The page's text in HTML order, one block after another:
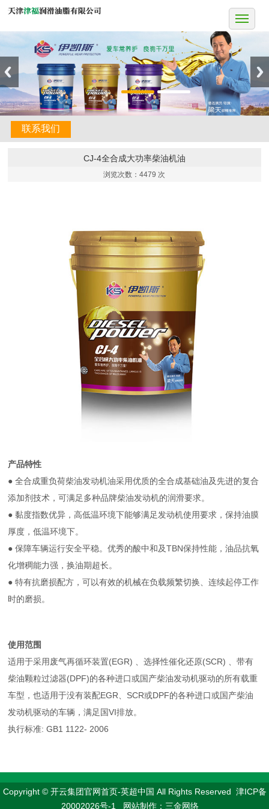
联系我们
CJ-4全合成大功率柴油机油
浏览次数：4479 次
产品特性
● 全合成重负荷柴油发动机油采用优质的全合成基础油及先进的复合
添加剂技术，可满足多种品牌柴油发动机的润滑要求。
● 黏度指数优异，高低温环境下能够满足发动机使用要求，保持油膜
厚度，低温环境下。
● 保障车辆运行安全平稳。优秀的酸中和及TBN保持性能，油品抗氧
化增稠能力强，换油期超长。
● 特有抗磨损配方，可以有效的机械在负载频繁切换、连续起停工作
时的磨损。
使用范围
适用于采用废气再循环装置(EGR) 、选择性催化还原(SCR) 、带有
柴油颗粒过滤器(DPF)的各种进口或国产柴油发动机驱动的所有载重
车型，也适用于没有装配EGR、SCR或DPF的各种进口或国产柴油
发动机驱动的车辆，满足国VI排放。
执行标准: GB1 1122- 2006
Copyright © 开云集团官网首页-英超中国 All Rights Reserved 津ICP备
20002026号-1 网站制作：三金网络